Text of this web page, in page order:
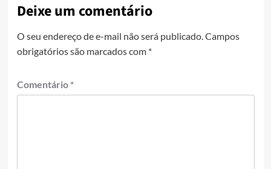
Deixe um comentário
O seu endereço de e-mail não será publicado.Campos
obrigatórios são marcados com *
Comentário *